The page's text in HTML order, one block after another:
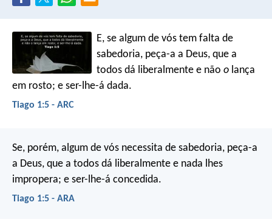
E, se algum de vós tem falta de
sabedoria, peça-a a Deus, que a
todos dá liberalmente e nãoo lança
em rosto; e ser-lhe-á dada.
Tiago 1:5 - ARC
Se, porém, algum de vós necessita de sabedoria, peça-a
a Deus, que a todos dá liberalmente e nada lhes
impropera; e ser-lhe-á concedida.
Tiago 1:5 - ARA